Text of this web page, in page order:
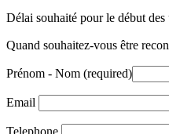
Délai souhaité pour le début des
Quand souhaitez-vous être
Prénom - Nom (required)
Email
Telephone